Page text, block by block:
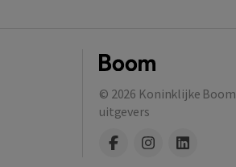
© 2026 Koninklijke Boom
uitgevers